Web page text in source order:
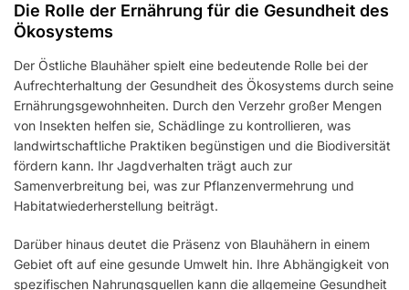
Die Rolle der Ernährung für die Gesundheit des
Ökosystems
Der Östliche Blauhäher spielt eine bedeutende Rolle bei der
Aufrechterhaltung der Gesundheit des Ökosystems durch seine
Ernährungsgewohnheiten. Durch den Verzehr großer Mengen
von Insekten helfen sie, Schädlinge zu kontrollieren, was
landwirtschaftliche Praktiken begünstigen und die Biodiversität
fördern kann. Ihr Jagdverhalten trägt auch zur
Samenverbreitung bei, was zur Pflanzenvermehrung und
Habitatwiederherstellung beiträgt.
Darüber hinaus deutet die Präsenz von Blauhähern in einem
Gebiet oft auf eine gesunde Umwelt hin. Ihre Abhängigkeit von
spezifischen Nahrungsquellen kann die allgemeine Gesundheit